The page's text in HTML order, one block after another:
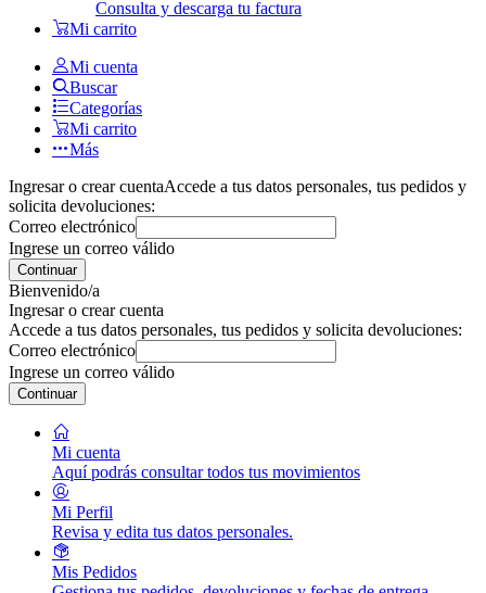
Consulta y descarga tu factura
Mi carrito
Mi cuenta
Buscar
Categorías
Mi carrito
Más
Ingresar o crear cuentaAccede a tus datos personales, tus pedidos y
solicita devoluciones:
Correo electrónico
Ingrese un correo válido
Continuar
Bienvenido/a
Ingresar o crear cuenta
Accede a tus datos personales, tus pedidos y solicita devoluciones:
Correo electrónico
Ingrese un correo válido
Continuar
Mi cuenta
Aquí podrás consultar todos tus movimientos
Mi Perfil
Revisa y edita tus datos personales.
Mis Pedidos